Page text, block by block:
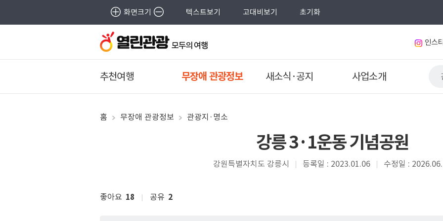
화면크기 텍스트보기 고대비보기 초기화
인스
추천여행 무장애 관광정보 새소식·공지 사업소개
홈 무장애 관광정보 관광지·명소
강릉 3·1운동 기념공원
강원특별자치도 강릉시 등록일 : 2023.01.06 수정일 :
좋아요 18 공유 2